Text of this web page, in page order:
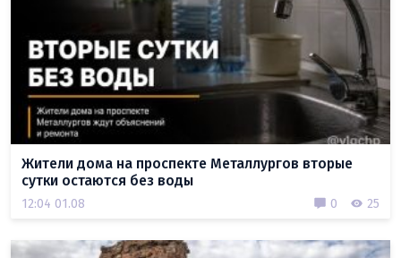
Жители дома на проспекте Металлургов вторые
сутки остаются без воды
12:04 01.08 0 25